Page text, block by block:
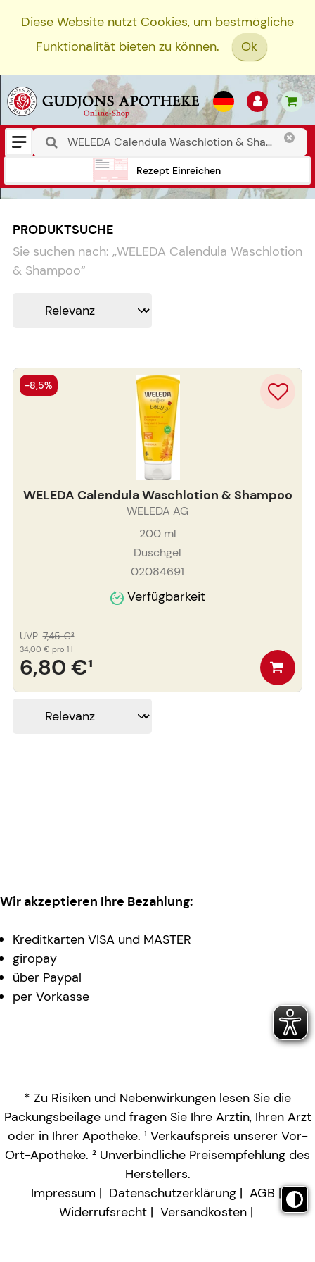
Diese Website nutzt Cookies, um bestmögliche
Funktionalität bieten zu können.
Ok
Rezept Einreichen
PRODUKTSUCHE
Sie suchen nach: „WELEDA Calendula Waschlotion
& Shampoo“
WELEDA Calendula Waschlotion & Shampoo
WELEDA AG
200ml
Duschgel
02084691
Verfügbarkeit
6,80 €¹
UVP: 7,45 €³
34,00 € pro 1 l
-8,5%
Wir akzeptieren Ihre Bezahlung:
Kreditkarten VISA und MASTER
giropay
über Paypal
per Vorkasse
* Zu Risiken und Nebenwirkungen lesen Sie die
Packungsbeilage und fragen Sie Ihre Ärztin, Ihren Arzt
oder in Ihrer Apotheke. ¹ Verkaufspreis unserer Vor-
Ort-Apotheke. ² Unverbindliche Preisempfehlung des
Herstellers.
Impressum
Datenschutzerklärung
AGB
Widerrufsrecht
Versandkosten